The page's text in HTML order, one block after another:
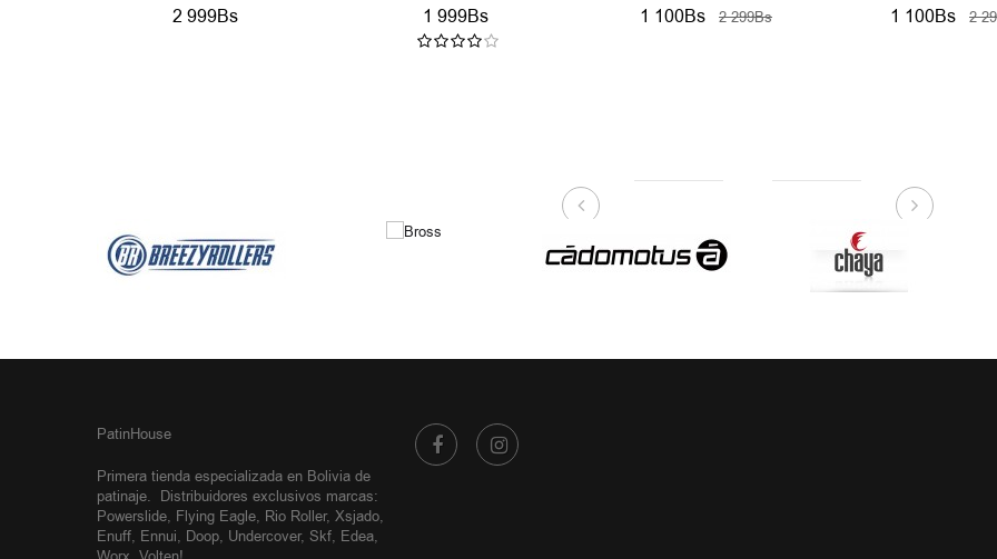
2 999Bs 1 999Bs 1 100Bs 2 299Bs 1 100Bs 2
PatinHouse
Primera tienda especializada en Bolivia de
patinaje. Distribuidores exclusivos marcas:
Powerslide, Flying Eagle, Rio Roller, Xsjado,
Enuff, Ennui, Doop, Undercover, Skf, Edea,